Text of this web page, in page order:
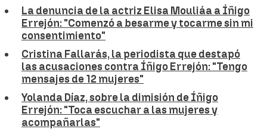
La denuncia de la actriz Elisa Mouliáa a Íñigo
Errejón: "Comenzó a besarme y tocarme sin mi
consentimiento"
Cristina Fallarás, la periodista que destapó
las acusaciones contra Íñigo Errejón: "Tengo
mensajes de 12 mujeres"
Yolanda Díaz, sobre la dimisión de Íñigo
Errejón: "Toca escuchar a las mujeres y
acompañarlas"